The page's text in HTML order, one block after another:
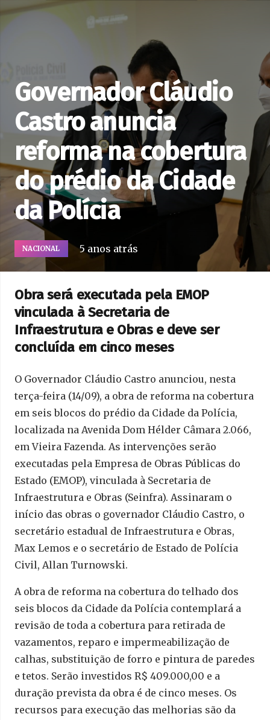
Governador Cláudio
Castro anuncia
reforma na cobertura
do prédio da Cidade
da Polícia
NACIONAL 5 anos atrás
Obra será executada pela EMOP
vinculada à Secretaria de
Infraestrutura e Obras e deve ser
concluída em cinco meses
O Governador Cláudio Castro anunciou, nesta
terça-feira (14/09), a obra de reforma na cobertura
em seis blocos do prédio da Cidade da Polícia,
localizada na Avenida Dom Hélder Câmara 2.066,
em Vieira Fazenda. As intervenções serão
executadas pela Empresa de Obras Públicas do
Estado (EMOP), vinculada à Secretaria de
Infraestrutura e Obras (Seinfra). Assinaram o
início das obras o governador Cláudio Castro, o
secretário estadual de Infraestrutura e Obras,
Max Lemos e o secretário de Estado de Polícia
Civil, Allan Turnowski.
A obra de reforma na cobertura do telhado dos
seis blocos da Cidade da Polícia contemplará a
revisão de toda a cobertura para retirada de
vazamentos, reparo e impermeabilização de
calhas, substituição de forro e pintura de paredes
e tetos. Serão investidos R$ 409.000,00 e a
duração prevista da obra é de cinco meses. Os
recursos para execução das melhorias são da